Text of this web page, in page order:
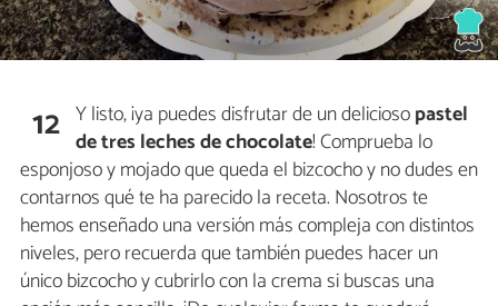
12 Y listo, ¡ya puedes disfrutar de un deliciosopastel
de tres leches de chocolate! Comprueba lo
esponjoso y mojado que queda el bizcocho y no dudes en
contarnos qué te ha parecido la receta. Nosotros te
hemos enseñado una versión más compleja con distintos
niveles, pero recuerda que también puedes hacer un
único bizcocho y cubrirlo con la crema si buscas una